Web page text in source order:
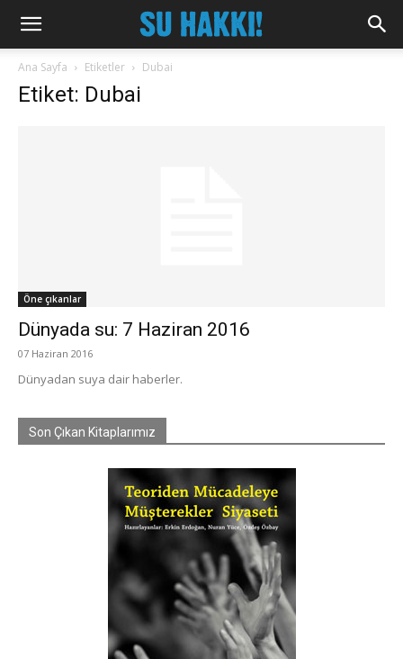
Ana Sayfa Etiketler Dubai
Etiket: Dubai
Öne çıkanlar
Dünyada su: 7 Haziran 2016
07 Haziran 2016
Dünyadan suya dair haberler.
Son Çıkan Kitaplarımız